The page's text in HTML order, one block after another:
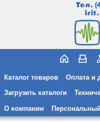
Тел.
Каталог товаров Оплата и
Загрузить каталоги
О компании